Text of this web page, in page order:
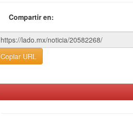
Compartir en:
Copiar URL